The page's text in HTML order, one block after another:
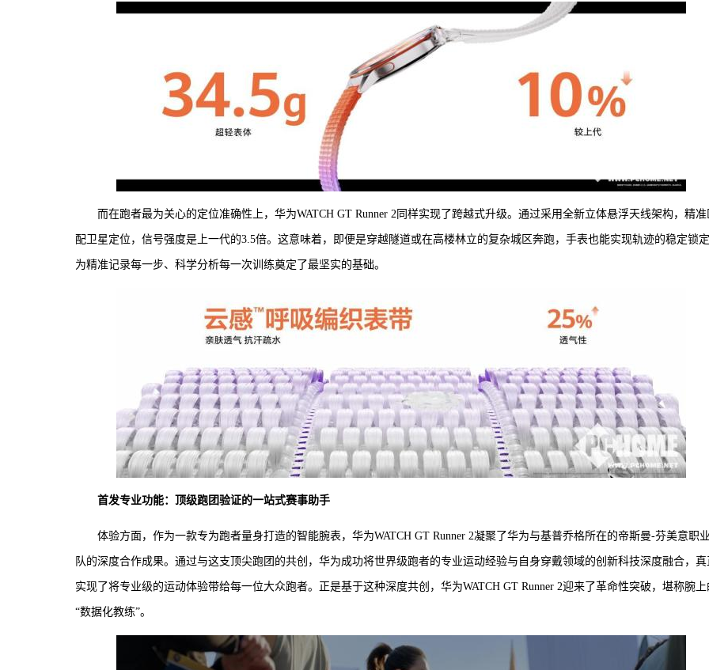
而在跑者最为关心的定位准确性上，华为WATCH GT Runner 2同样实现了跨越式升级。通过采用全新立体悬浮天线架构，精准
配卫星定位，信号强度是上一代的3.5倍。这意味着，即便是穿越隧道或在高楼林立的复杂城区奔跑，手表也能实现轨迹的稳定锁
为精准记录每一步、科学分析每一次训练奠定了最坚实的基础。
首发专业功能：顶级跑团验证的一站式赛事助手
体验方面，作为一款专为跑者量身打造的智能腕表，华为WATCH GT Runner 2凝聚了华为与基普乔格所在的帝斯曼-芬美意职
队的深度合作成果。通过与这支顶尖跑团的共创，华为成功将世界级跑者的专业运动经验与自身穿戴领域的创新科技深度融合，真
实现了将专业级的运动体验带给每一位大众跑者。正是基于这种深度共创，华为WATCH GT Runner 2迎来了革命性突破，堪称腕上
“数据化教练”。